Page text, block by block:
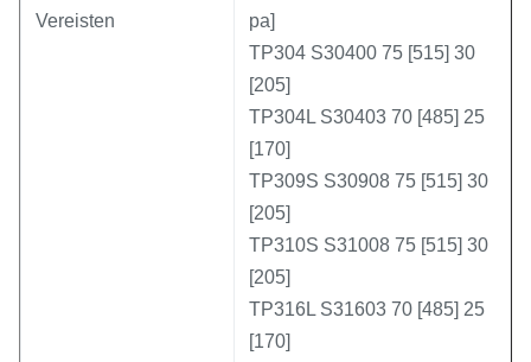
Vereisten
pa]
TP304 S30400 75 [515] 30
[205]
TP304L S30403 70 [485] 25
[170]
TP309S S30908 75 [515] 30
[205]
TP310S S31008 75 [515] 30
[205]
TP316L S31603 70 [485] 25
[170]